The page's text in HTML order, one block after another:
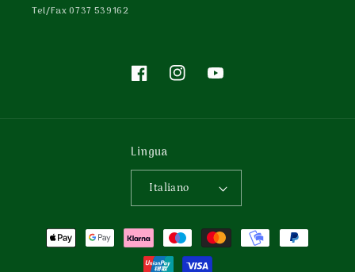
Tel/Fax 0737 539162
FacebookInstagramYouTube
Lingua
Italiano
Metodi